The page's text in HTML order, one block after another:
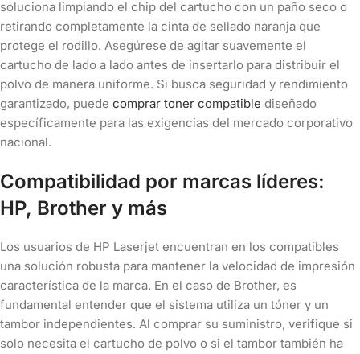
soluciona limpiando el chip del cartucho con un paño seco o
retirando completamente la cinta de sellado naranja que
protege el rodillo. Asegúrese de agitar suavemente el
cartucho de lado a lado antes de insertarlo para distribuir el
polvo de manera uniforme. Si busca seguridad y rendimiento
garantizado, puede comprar toner compatible diseñado
específicamente para las exigencias del mercado corporativo
nacional.
Compatibilidad por marcas líderes:
HP, Brother y más
Los usuarios de HP Laserjet encuentran en los compatibles
una solución robusta para mantener la velocidad de impresión
característica de la marca. En el caso de Brother, es
fundamental entender que el sistema utiliza un tóner y un
tambor independientes. Al comprar su suministro, verifique si
solo necesita el cartucho de polvo o si el tambor también ha